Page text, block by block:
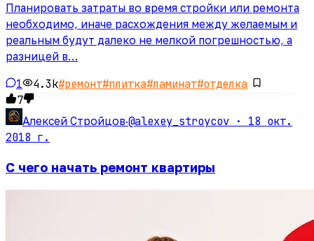
Планировать затраты во время стройки или ремонта
необходимо, иначе расхождения между желаемым и
реальным будут далеко не мелкой погрешностью, а
разницей в…
1 4.3k#ремонт#плитка#ламинат#отделка
7
Алексей Стройцов·@alexey_stroycov · 18 окт.
2018 г.
С чего начать ремонт квартиры